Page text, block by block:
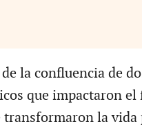
la confluencia de
que impactaron el
transformaron la